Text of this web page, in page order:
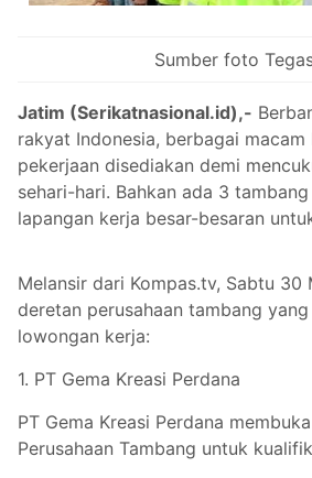
Sumber foto
Jatim (Serikatnasional.id),-
rakyat Indonesia, berbagai macam
pekerjaan disediakan demi
sehari-hari. Bahkan ada 3
lapangan kerja besar-besaran
Melansir dari Kompas.tv, Sabtu 30
deretan perusahaan tambang
lowongan kerja:
1. PT Gema Kreasi Perdana
PT Gema Kreasi Perdana
Perusahaan Tambang untuk